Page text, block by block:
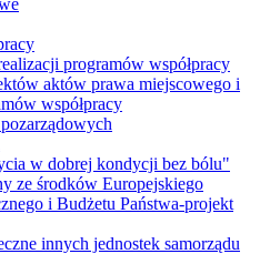
programów współpracy
aktów prawa miejscowego i
współpracy
w dobrej kondycji bez bólu"
ze środków Europejskiego
i Budżetu Państwa-projekt
innych jednostek samorządu